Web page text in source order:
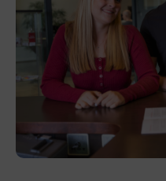
Ingenieurzertifizierung
BFI Reutte
BFI Schwaz